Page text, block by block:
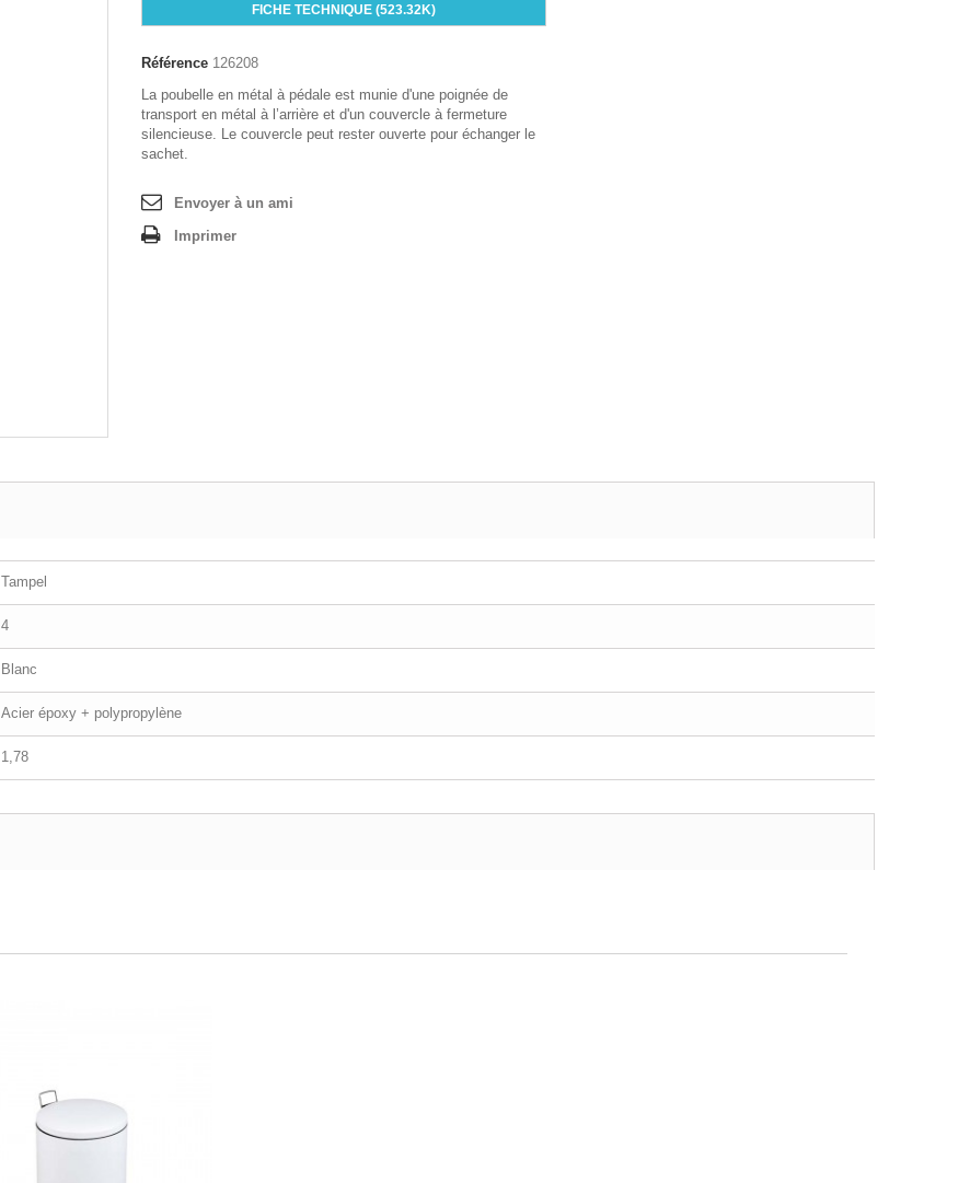
FICHE TECHNIQUE (523.32K)
Référence 126208
La poubelle en métal à pédale est munie d'une poignée de
transport en métal à l’arrière et d'un couvercle à fermeture
silencieuse. Le couvercle peut rester ouverte pour échanger le
sachet.
Envoyer à un ami
Imprimer
Tampel
4
Blanc
Acier époxy + polypropylène
1,78